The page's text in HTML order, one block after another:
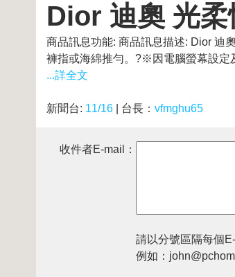
Dior 迪奧 光
商品訊息功能: 商品訊息描述: Dior 迪
褲指或海綿推勻。?※因電腦螢幕設定
...詳全文
新聞台: 11/16 | 台長： vfmghu65
收件者E-mail：
請以分號區隔每個
例如：